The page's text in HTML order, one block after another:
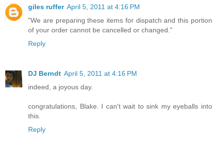
giles ruffer April 5, 2011 at 4:16 PM
"We are preparing these items for dispatch and this portion
of your order cannot be cancelled or changed."
Reply
DJ Berndt April 5, 2011 at 4:16 PM
indeed, a joyous day.
congratulations, Blake. I can't wait to sink my eyeballs into
this.
Reply